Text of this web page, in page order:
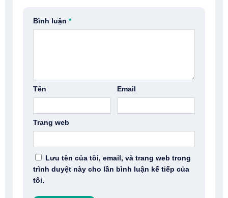
Bình luận *
Tên Email
Trang web
Lưu tên của tôi, email, và trang web trong
trình duyệt này cho lần bình luận kế tiếp của
tôi.